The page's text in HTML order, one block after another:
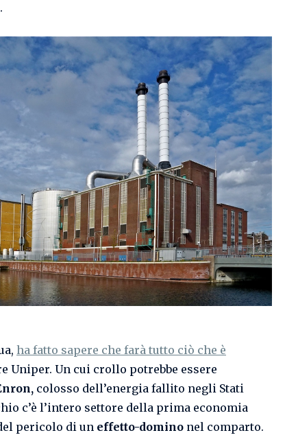
ha fatto sapere che farà tutto ciò che è
Uniper. Un cui crollo potrebbe essere
colosso dell’energia fallito negli Stati
c’è l’intero settore della prima economia
pericolo di un effetto-domino nel comparto.